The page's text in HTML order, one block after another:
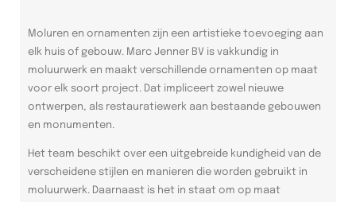
Moluren en ornamenten zijn een artistieke toevoeging aan
elk huis of gebouw. Marc Jenner BV is vakkundig in
moluurwerk en maakt verschillende ornamenten op maat
voor elk soort project. Dat impliceert zowel nieuwe
ontwerpen, als restauratiewerk aan bestaande gebouwen
en monumenten.
Het team beschikt over een uitgebreide kundigheid van de
verscheidene stijlen en manieren die worden gebruikt in
moluurwerk. Daarnaast is het in staat om op maat